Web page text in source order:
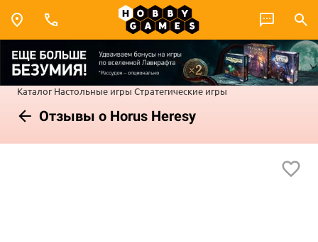
Каталог Настольные игры Стратегические игры
Отзывы о Horus Heresy